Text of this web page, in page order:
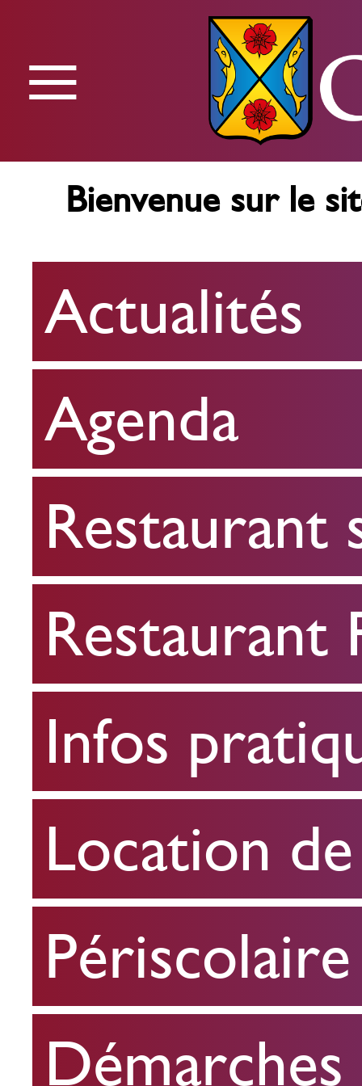
Menu
Actualités
Agenda
Restaurant
scolaire
Restaurant
FPA
Infos
pratiques
Location
de
salle
Périscolaire
≡
Bienvenue sur le
Actualités
Agenda
Restaurant
Restaurant
Infos
Location
Périscolaire